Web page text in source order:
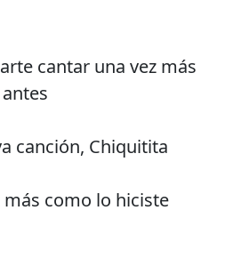
cantar una vez más
canción, Chiquitita
como lo hiciste